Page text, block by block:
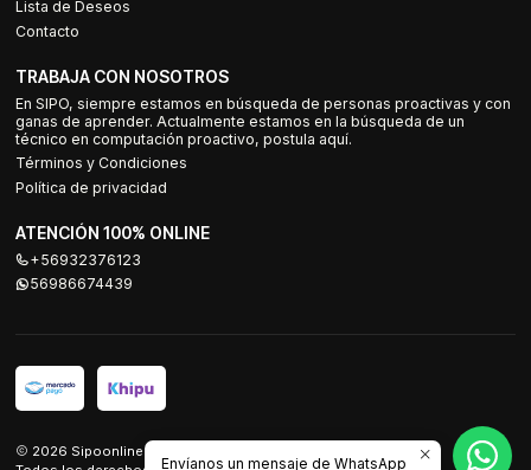
Lista de Deseos
Contacto
TRABAJA CON NOSOTROS
En SIPO, siempre estamos en búsqueda de personas proactivas y con
ganas de aprender. Actualmente estamos en la búsqueda de un
técnico en computación proactivo, postula aquí.
Términos y Condiciones
Política de privacidad
ATENCIÓN 100% ONLINE
+56932376123
56986674439
2026 Sipoonline.
Envíanos un mensaje de WhatsApp